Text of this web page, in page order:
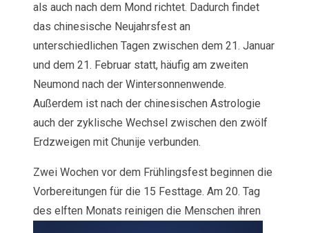
als auch nach dem Mond richtet. Dadurch findet
das chinesische Neujahrsfest an
unterschiedlichen Tagen zwischen dem 21. Januar
und dem 21. Februar statt, häufig am zweiten
Neumond nach der Wintersonnenwende.
Außerdem ist nach der chinesischen Astrologie
auch der zyklische Wechsel zwischen den zwölf
Erdzweigen mit Chunije verbunden.
Zwei Wochen vor dem Frühlingsfest beginnen die
Vorbereitungen für die 15 Festtage. Am 20. Tag
des elften Monats reinigen die Menschen ihren